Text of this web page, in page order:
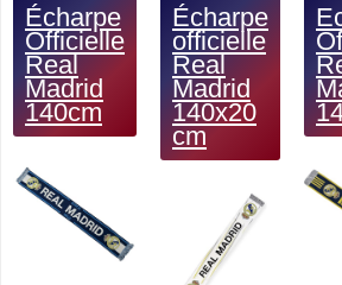
Écharpe
Officielle
Real
Madrid
140cm
Écharpe
officielle
Real
Madrid
140x20
cm